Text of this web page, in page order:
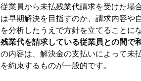
従業員から未払残業代請求を受けた場
は早期解決を目指すのか、請求内容や
を分析したうえで方針を立てることに
残業代を請求している従業員との間で
の内容は、解決金の支払いによって未
を約束するものが一般的です。